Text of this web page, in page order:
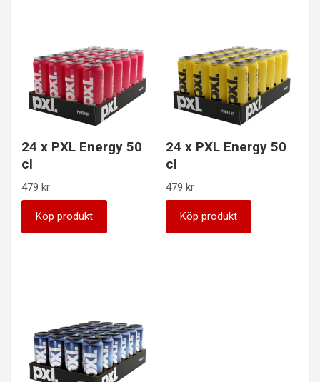
24 x PXL Energy 50
cl
479 kr
Köp produkt
24 x PXL Energy 50
cl
479 kr
Köp produkt